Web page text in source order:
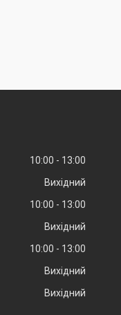
10:00
13:00
Вихідний
10:00
13:00
Вихідний
10:00
13:00
Вихідний
Вихідний